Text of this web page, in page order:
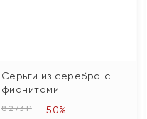
Серьги из серебра с
фианитами
8 273 ₽ -50%